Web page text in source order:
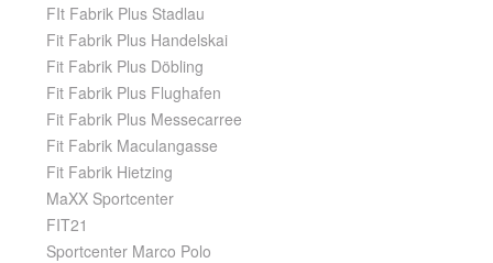
FIt Fabrik Plus Stadlau
Fit Fabrik Plus Handelskai
Fit Fabrik Plus Döbling
Fit Fabrik Plus Flughafen
Fit Fabrik Plus Messecarree
Fit Fabrik Maculangasse
Fit Fabrik Hietzing
MaXX Sportcenter
FIT21
Sportcenter Marco Polo